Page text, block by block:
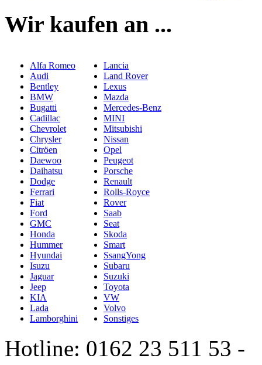
Wir kaufen an ...
Alfa Romeo
Audi
Bentley
BMW
Bugatti
Cadillac
Chevrolet
Chrysler
Citröen
Daewoo
Daihatsu
Dodge
Ferrari
Fiat
Ford
GMC
Honda
Hummer
Hyundai
Isuzu
Jaguar
Jeep
KIA
Lada
Lamborghini
Lancia
Land Rover
Lexus
Mazda
Mercedes-Benz
MINI
Mitsubishi
Nissan
Opel
Peugeot
Porsche
Renault
Rolls-Royce
Rover
Saab
Seat
Skoda
Smart
SsangYong
Subaru
Suzuki
Toyota
VW
Volvo
Sonstiges
Hotline: 0162 23 511 53 -